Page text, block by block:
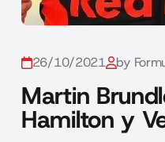
26/10/2021 by
Martin
Hamilton y